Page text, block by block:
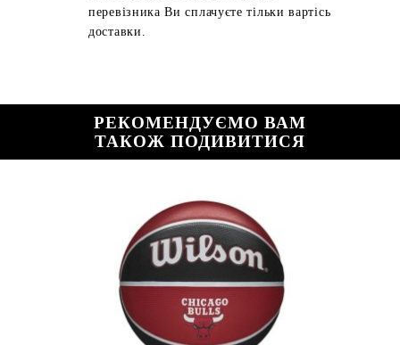
перевізника Ви сплачуєте тільки вартісь
доставки.
РЕКОМЕНДУЄМО ВАМ
ТАКОЖ ПОДИВИТИСЯ